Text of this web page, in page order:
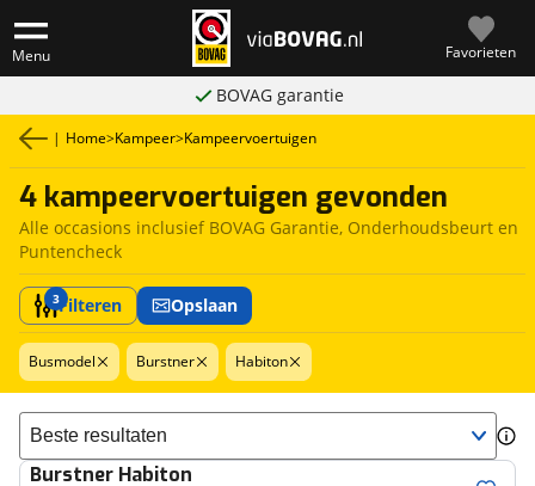
Menu Favorieten
BOVAG garantie
| Home>Kampeer>Kampeervoertuigen
4 kampeervoertuigen gevonden
Alle occasions inclusief BOVAG Garantie, Onderhoudsbeurt en
Puntencheck
3Filteren Opslaan
Busmodel Burstner Habiton
Sorteer resultaten
Burstner Habiton